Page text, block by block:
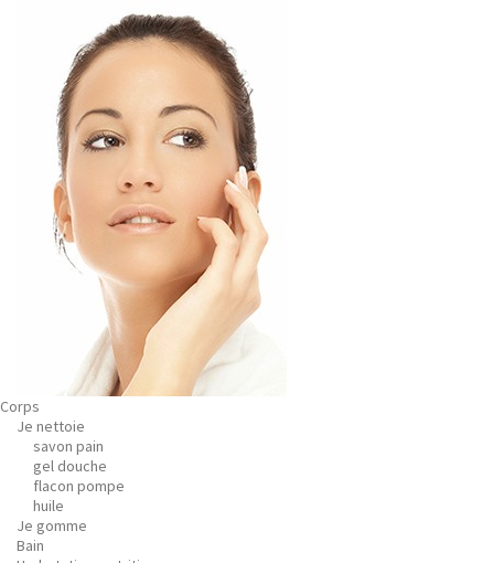
Corps
Je nettoie
savon pain
gel douche
flacon pompe
huile
Je gomme
Bain